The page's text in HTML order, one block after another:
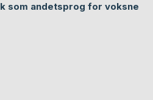
som andetsprog for voksne